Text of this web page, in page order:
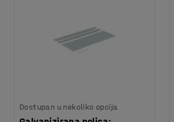
Dostupan u nekoliko opcija